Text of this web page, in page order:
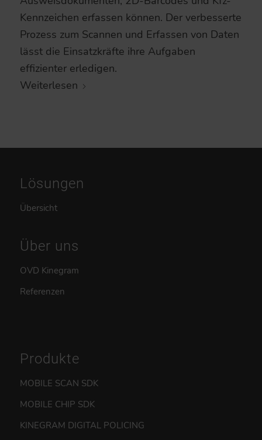
Kennzeichen erfassen können. Der verbesserte
Prozess zum Scannen und Erfassen von Daten
lässt die Einsatzkräfte ihre Aufgaben
effizienter erledigen.
Weiterlesen
Lösungen
Übersicht
Über uns
OVD Kinegram
Referenzen
Produkte
MOBILE SCAN SDK
MOBILE CHIP SDK
KINEGRAM DIGITAL POLICING